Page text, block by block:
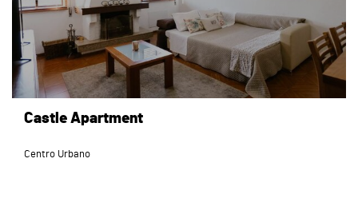
Castle Apartment
Centro Urbano